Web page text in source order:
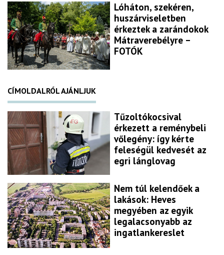
Lóháton, szekéren,
huszárviseletben
érkeztek a zarándokok
Mátraverebélyre –
FOTÓK
CÍMOLDALRÓL AJÁNLJUK
Tűzoltókocsival
érkezett a reménybeli
vőlegény: így kérte
feleségül kedvesét az
egri lánglovag
Nem túl kelendőek a
lakások: Heves
megyében az egyik
legalacsonyabb az
ingatlankereslet